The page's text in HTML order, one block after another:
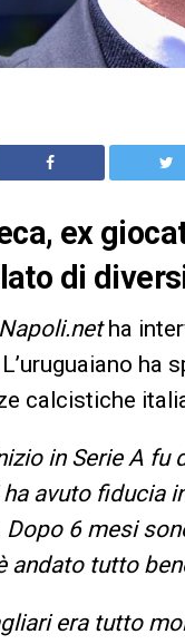
ex
di
ha
L’uruguaiano ha
calcistiche
in Serie A
avuto fiducia
Dopo 6 mesi
andato tutto
era tutto